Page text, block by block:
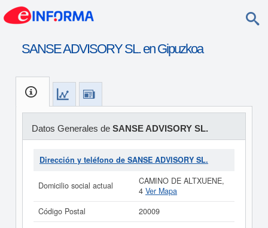
SANSE ADVISORY SL. en Gipuzkoa
Datos Generales de SANSE ADVISORY SL.
Dirección y teléfono de SANSE ADVISORY SL.
Domicilio social actual
CAMINO DE ALTXUENE,
4 Ver Mapa
Código Postal
20009